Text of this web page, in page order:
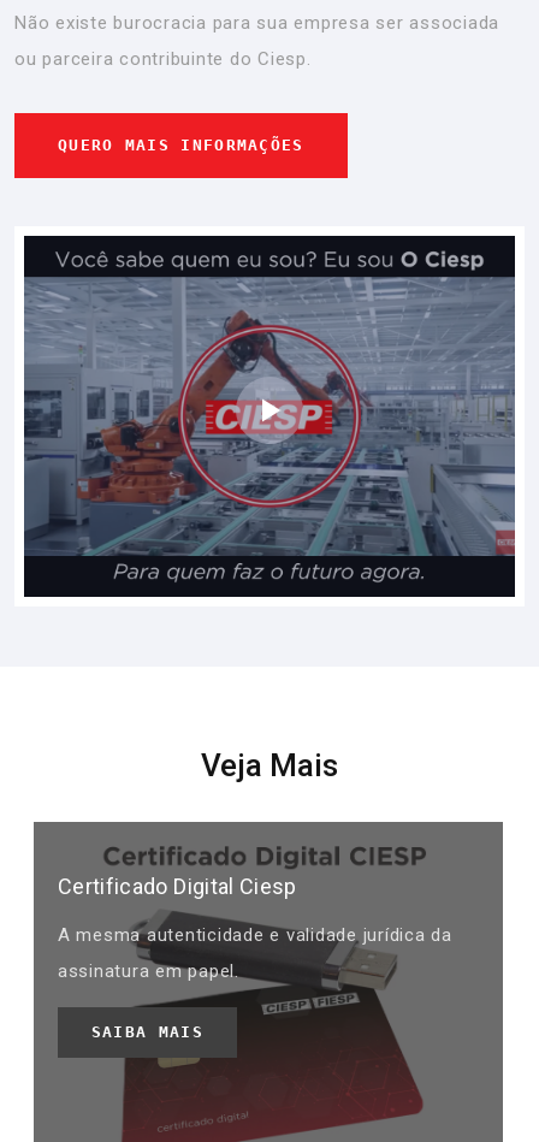
Não existe burocracia para sua empresa ser associada
ou parceira contribuinte do Ciesp.
QUERO MAIS INFORMAÇÕES
Veja Mais
Certificado Digital Ciesp
A mesma autenticidade e validade jurídica da
assinatura em papel.
SAIBA MAIS